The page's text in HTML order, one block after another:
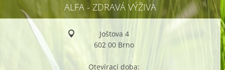
ALFA - ZDRAVÁ VÝŽIVA
Joštova 4
602 00 Brno
Otevírací doba: